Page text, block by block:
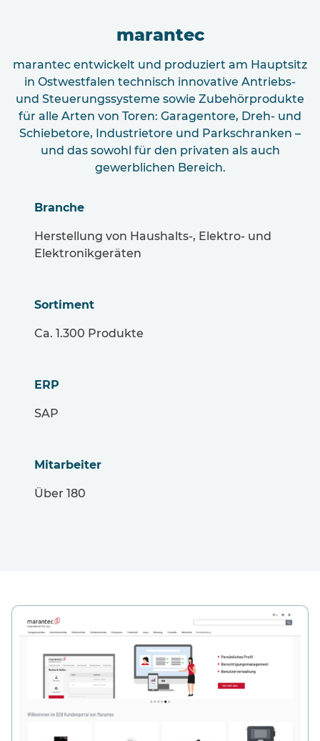
marantec
marantec entwickelt und produziert am Hauptsitz
in Ostwestfalen technisch innovative Antriebs-
und Steuerungssysteme sowie Zubehörprodukte
für alle Arten von Toren: Garagentore, Dreh- und
Schiebetore, Industrietore und Parkschranken –
und das sowohl für den privaten als auch
gewerblichen Bereich.
Branche
Herstellung von Haushalts-, Elektro- und
Elektronikgeräten
Sortiment
Ca. 1.300 Produkte
ERP
SAP
Mitarbeiter
Über 180